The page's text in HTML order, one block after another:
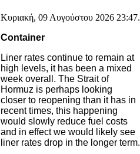
Κυριακή, 09 Αυγούστου 2026 23:47.
Container
Liner rates continue to remain at
high levels, it has been a mixed
week overall. The Strait of
Hormuz is perhaps looking
closer to reopening than it has in
recent times, this happening
would slowly reduce fuel costs
and in effect we would likely see
liner rates drop in the longer term.